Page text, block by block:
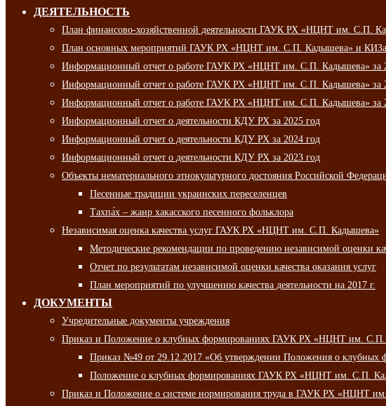
ДЕЯТЕЛЬНОСТЬ
План финансово-хозяйственной деятельности ГАУК РХ «НЦНТ им. С.П.
План основных мероприятий ГАУК РХ «НЦНТ им. С.П. Кадышева» и КИЗа
Информационный отчет о работе ГАУК РХ «НЦНТ им. С.П. Кадышева» за
Информационный отчет о работе ГАУК РХ «НЦНТ им. С.П. Кадышева» за
Информационный отчет о работе ГАУК РХ «НЦНТ им. С.П. Кадышева» за
Информационный отчет о деятельности КДУ РХ за 2025 год
Информационный отчет о деятельности КДУ РХ за 2024 год
Информационный отчет о деятельности КДУ РХ за 2023 год
Объекты нематериального этнокультурного достояния Российской
Песенные традиции украинских переселенцев
Тахпа́х – жанр хакасского песенного фольклора
Независимая оценка качества услуг ГАУК РХ «НЦНТ им. С.П. Кадышева»
Методические рекомендации по проведению независимой оценки
Отчет по результатам независимой оценки качества оказания услуг
План мероприятий по улучшению качества деятельности на 2017 г.
ДОКУМЕНТЫ
Учредительные документы учреждения
Приказ и Положение о клубных формированиях ГАУК РХ «НЦНТ им.
Приказ №49 от 29.12.2017 «Об утверждении Положения о клубных
Положение о клубных формированиях ГАУК РХ «НЦНТ им. С.П.
Приказ и Положение о системе нормирования труда в ГАУК РХ «НЦНТ